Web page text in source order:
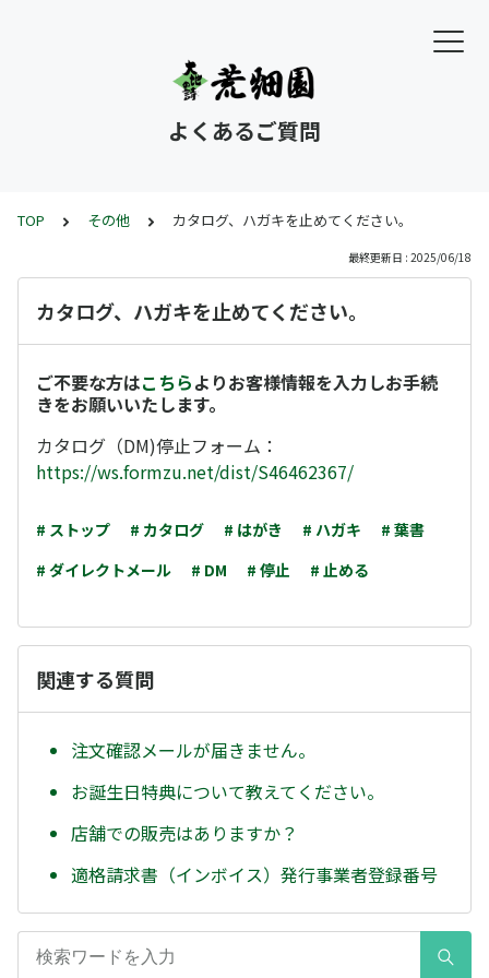
よくあるご質問
TOP その他 カタログ、ハガキを止めてください。
最終更新日 : 2025/06/18
カタログ、ハガキを止めてください。
ご不要な方はこちらよりお客様情報を入力しお手続
きをお願いいたします。
カタログ（DM)停止フォーム：
https://ws.formzu.net/dist/S46462367/
# ストップ # カタログ # はがき # ハガキ
# 葉書
# ダイレクトメール
# DM # 停止 # 止める
関連する質問
注文確認メールが届きません。
お誕生日特典について教えてください。
店舗での販売はありますか？
適格請求書（インボイス）発行事業者登録番号